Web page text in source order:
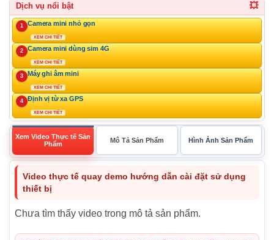
Dịch vụ nổi bật 💥
1 Camera mini nhỏ gọn
XEM CHI TIẾT
2 Camera mini dùng sim 4G
XEM CHI TIẾT
3 Máy ghi âm mini
XEM CHI TIẾT
4 Định vị từ xa GPS
XEM CHI TIẾT
Xem Video Thực tế Sản
Phẩm
Mô Tả Sản Phẩm Hình Ảnh Sản Phẩm
Video thực tế quay demo hướng dẫn cài đặt sử dụng
thiết bị
Chưa tìm thấy video trong mô tả sản phẩm.